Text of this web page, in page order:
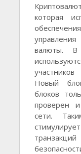
которая
валюты. В
Новый
блоков
проверен
сети.